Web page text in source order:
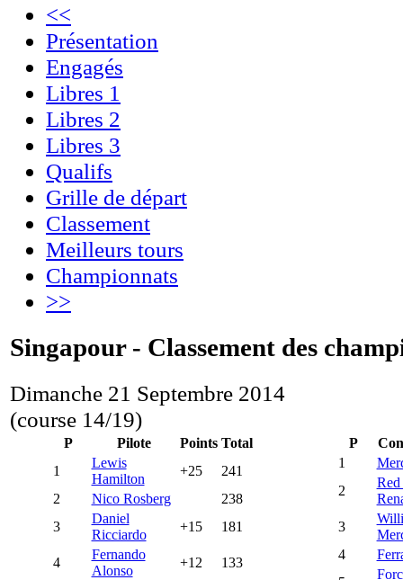
<<
Présentation
Engagés
Libres 1
Libres 2
Libres 3
Qualifs
Grille de départ
Classement
Meilleurs tours
Championnats
>>
Singapour - Classement des
Dimanche 21 Septembre 2014
(course 14/19)
P Pilote Points Total
1
Lewis
Hamilton
+25
241
2
Nico Rosberg
238
3
Daniel
Ricciardo
+15 181
4
Fernando
Alonso
+12 133
P
1
2
3
4